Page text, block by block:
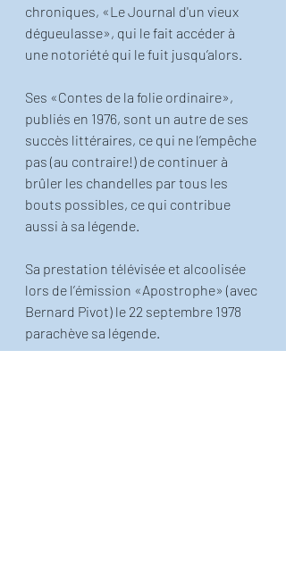
chroniques, «Le Journal d'un vieux
dégueulasse», qui le fait accéder à
une notoriété qui le fuit jusqu’alors.
Ses «Contes de la folie ordinaire»,
publiés en 1976, sont un autre de ses
succès littéraires, ce qui ne l’empêche
pas (au contraire!) de continuer à
brûler les chandelles par tous les
bouts possibles, ce qui contribue
aussi à sa légende.
Sa prestation télévisée et alcoolisée
lors de l’émission «Apostrophe» (avec
Bernard Pivot) le 22 septembre 1978
parachève sa légende.